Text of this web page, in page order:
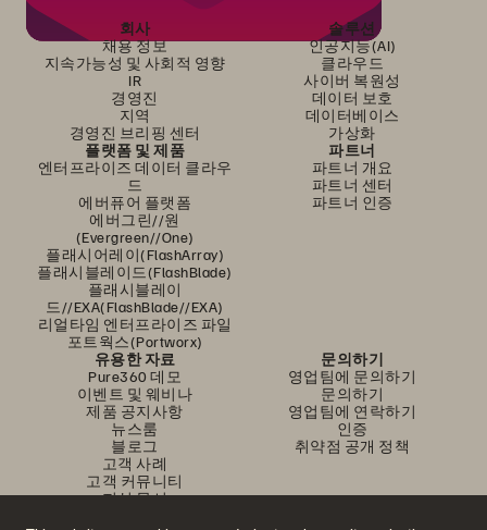
회사
채용 정보
지속가능성 및 사회적 영향
IR
경영진
지역
경영진 브리핑 센터
솔루션
인공지능(AI)
클라우드
사이버 복원성
데이터 보호
데이터베이스
가상화
플랫폼 및 제품
엔터프라이즈 데이터 클라우
드
에버퓨어 플랫폼
에버그린//원
(Evergreen//One)
플래시어레이(FlashArray)
플래시블레이드(FlashBlade)
플래시블레이
드//EXA(FlashBlade//EXA)
리얼타임 엔터프라이즈 파일
포트웍스(Portworx)
파트너
파트너 개요
파트너 센터
파트너 인증
유용한 자료
Pure360 데모
이벤트 및 웨비나
제품 공지사항
뉴스룸
블로그
고객 사례
고객 커뮤니티
지식 문서
문의하기
영업팀에 문의하기
문의하기
영업팀에 연락하기
인증
취약점 공개 정책